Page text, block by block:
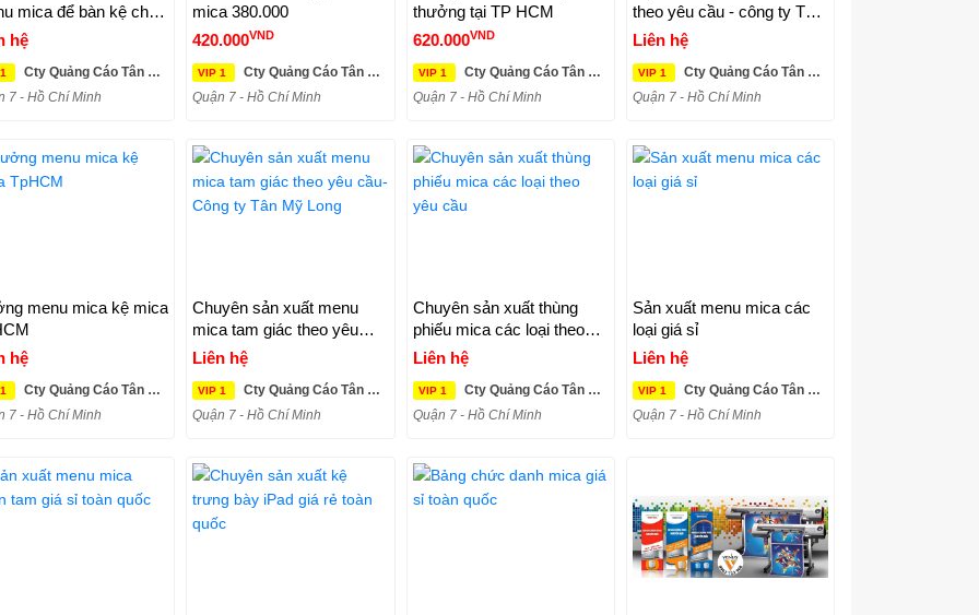
mica để bàn kệ chức
Mica TPHCM
hệ
Cty Quảng Cáo Tân Mỹ Long
7 - Hồ Chí Minh
mica 380.000
420.000VND
VIP 1
Cty Quảng Cáo Tân Mỹ Long
Quận 7 - Hồ Chí Minh
thưởng tại TP HCM
620.000VND
VIP 1
Cty Quảng Cáo Tân Mỹ Long
Quận 7 - Hồ Chí Minh
theo yêu cầu - công ty Tân
Mỹ Long
Liên hệ
VIP 1
Cty Quảng Cáo Tân Mỹ Long
Quận 7 - Hồ Chí Minh
menu mica kệ mica
hệ
Cty Quảng Cáo Tân Mỹ Long
7 - Hồ Chí Minh
Chuyên sản xuất menu
mica tam giác theo yêu
cầu- Công ty Tân Mỹ Long
Liên hệ
VIP 1
Cty Quảng Cáo Tân Mỹ Long
Quận 7 - Hồ Chí Minh
Chuyên sản xuất thùng
phiếu mica các loại theo
yêu cầu
Liên hệ
VIP 1
Cty Quảng Cáo Tân Mỹ Long
Quận 7 - Hồ Chí Minh
Sản xuất menu mica các
loại giá sỉ
Liên hệ
VIP 1
Cty Quảng Cáo Tân Mỹ Long
Quận 7 - Hồ Chí Minh